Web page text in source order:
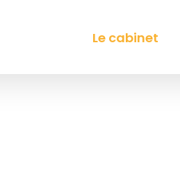
Le cabinet